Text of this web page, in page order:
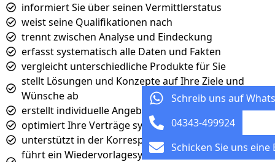
informiert Sie über seinen Vermittlerstatus
weist seine Qualifikationen nach
trennt zwischen Analyse und Eindeckung
erfasst systematisch alle Daten und Fakten
vergleicht unterschiedliche Produkte für Sie
stellt Lösungen und Konzepte auf Ihre Ziele und
Wünsche ab
erstellt individuelle Angebote
optimiert Ihre Verträge systematisch
unterstützt in der Korrespondenz mit dem Anbieter
führt ein Wiedervorlagesystem und erinnert Sie an
Schreib uns auf
04343-499924
Schicken Sie uns eine